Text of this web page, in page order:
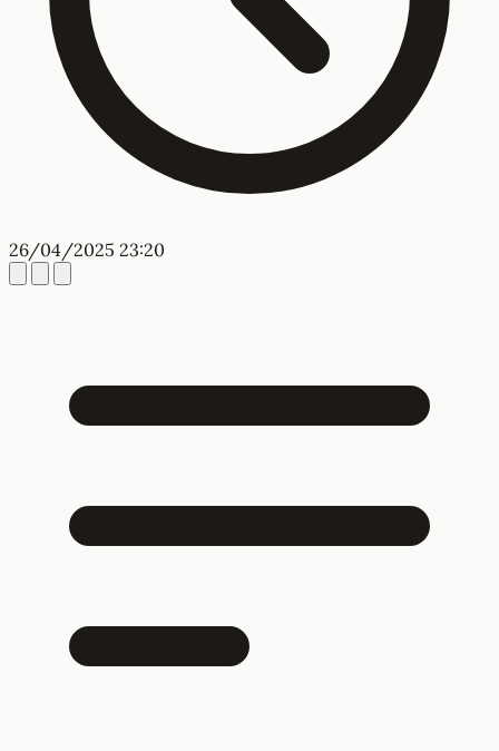
26/04/2025 23:20